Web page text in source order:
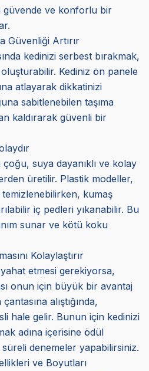
güvende ve konforlu bir
Güvenliği Artırır
kedinizi serbest bırakmak,
Kediniz ön panele
atlayarak dikkatinizi
sabitlenebilen taşıma
kaldırarak güvenli bir
çoğu, suya dayanıklı ve kolay
üretilir. Plastik modeller,
kumaş
iç pedleri yıkanabilir. Bu
sunar ve kötü koku
Kolaylaştırır
etmesi gerekiyorsa,
onun için büyük bir avantaj
alıştığında,
hale gelir. Bunun için kedinizi
adına içerisine ödül
süreli denemeler yapabilirsiniz.
ve Boyutları